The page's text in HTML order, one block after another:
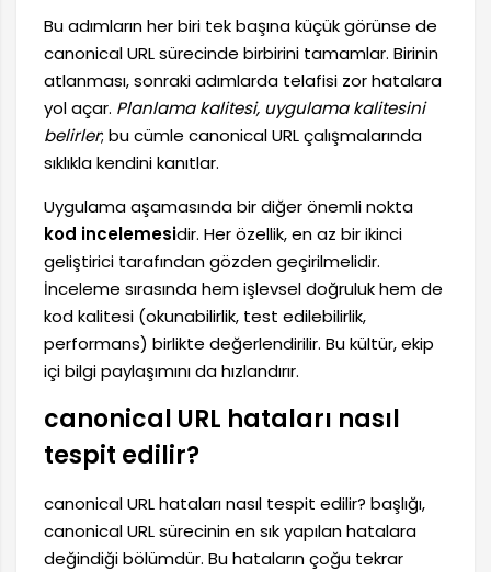
Bu adımların her biri tek başına küçük görünse de
canonical URL sürecinde birbirini tamamlar. Birinin
atlanması, sonraki adımlarda telafisi zor hatalara
yol açar. Planlama kalitesi, uygulama kalitesini
belirler; bu cümle canonical URL çalışmalarında
sıklıkla kendini kanıtlar.
Uygulama aşamasında bir diğer önemli nokta
kod incelemesidir. Her özellik, en az bir ikinci
geliştirici tarafından gözden geçirilmelidir.
İnceleme sırasında hem işlevsel doğruluk hem de
kod kalitesi (okunabilirlik, test edilebilirlik,
performans) birlikte değerlendirilir. Bu kültür, ekip
içi bilgi paylaşımını da hızlandırır.
canonical URL hataları nasıl
tespit edilir?
canonical URL hataları nasıl tespit edilir? başlığı,
canonical URL sürecinin en sık yapılan hatalara
değindiği bölümdür. Bu hataların çoğu tekrar